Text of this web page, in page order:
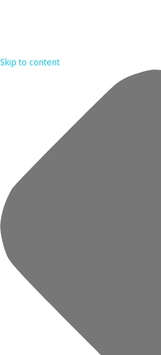
Skip to content